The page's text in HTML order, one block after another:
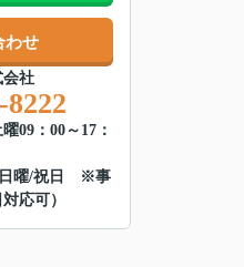
わせ
会社
8222
09：00～17：
/日曜/祝日 ※事
応可）